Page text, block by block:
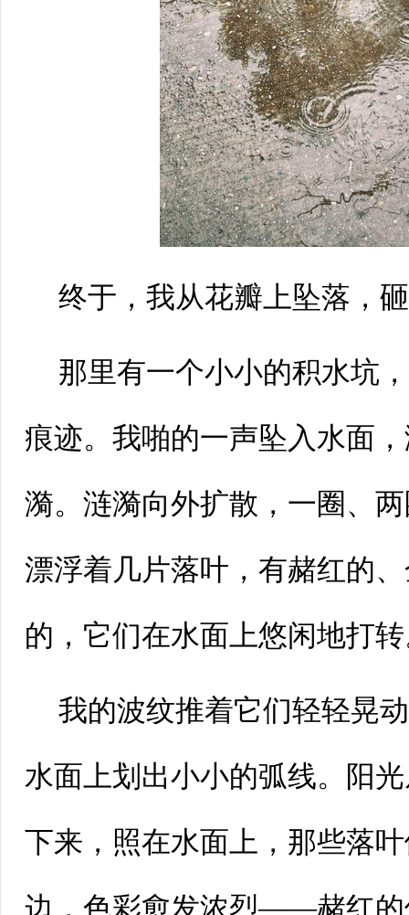
终于，我从花瓣上坠落，
那里有一个小小的积水坑
痕迹。我啪的一声坠入水面
漪。涟漪向外扩散，一圈、
漂浮着几片落叶，有赭红的
的，它们在水面上悠闲地打
我的波纹推着它们轻轻晃
水面上划出小小的弧线。阳
下来，照在水面上，那些落
边，色彩愈发浓烈——赭红的